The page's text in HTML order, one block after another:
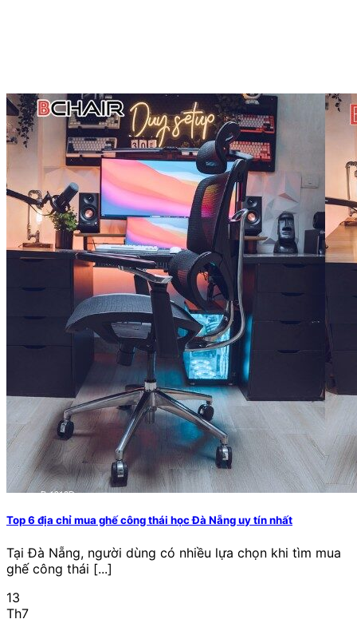
Top 6 địa chỉ mua ghế công thái học Đà Nẵng uy tín nhất
Tại Đà Nẵng, người dùng có nhiều lựa chọn khi tìm mua
ghế công thái [...]
13
Th7